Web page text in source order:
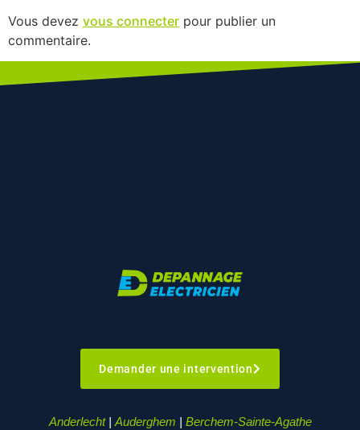
Vous devez vous connecter pour publier un
commentaire.
Demander une intervention
Anderlecht| Auderghem | Berchem-Sainte-Agathe